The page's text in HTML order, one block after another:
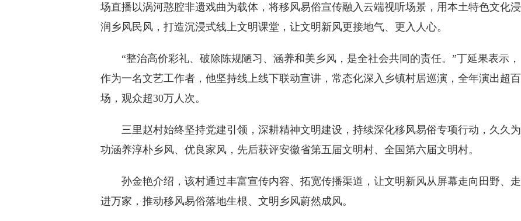
场直播以涡河憨腔非遗戏曲为载体，将移风易俗宣传融入云端视听场景，用本土特色文化浸
润乡风民风，打造沉浸式线上文明课堂，让文明新风更接地气、更入人心。
“整治高价彩礼、破除陈规陋习、涵养和美乡风，是全社会共同的责任。”丁延果表示，
作为一名文艺工作者，他坚持线上线下联动宣讲，常态化深入乡镇村居巡演，全年演出超百
场，观众超30万人次。
三里赵村始终坚持党建引领，深耕精神文明建设，持续深化移风易俗专项行动，久久为
功涵养淳朴乡风、优良家风，先后获评安徽省第五届文明村、全国第六届文明村。
孙金艳介绍，该村通过丰富宣传内容、拓宽传播渠道，让文明新风从屏幕走向田野、走
进万家，推动移风易俗落地生根、文明乡风蔚然成风。